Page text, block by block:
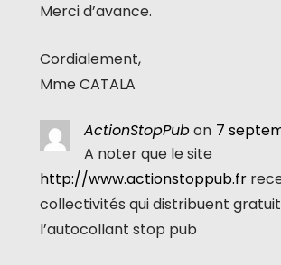
Merci d’avance.
Cordialement,
Mme CATALA
ActionStopPubon 7
A noter que le site
http://www.actionstoppub.fr
collectivités qui distribuent
l’autocollant stop pub